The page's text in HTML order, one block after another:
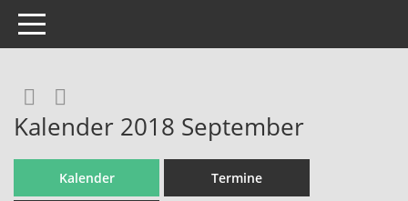
Toggle navigation
Rechercheauswahl
Kalender 2018 September
Kalender Termine